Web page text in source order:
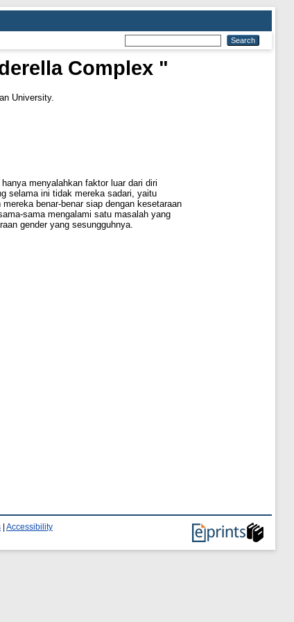
Complex "
University.
menyalahkan faktor luar dari diri
selama ini tidak mereka sadari, yaitu
benar-benar siap dengan kesetaraan
sama mengalami satu masalah yang
gender yang sesungguhnya.
Accessibility